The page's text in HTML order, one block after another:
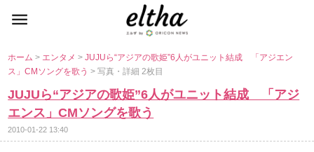
ホーム> エンタメ>JUJUら“アジアの歌姫”6人がユニット結成 「アジエン
ス」CMソングを歌う> 写真・詳細 2枚目
JUJUら“アジアの歌姫”6人がユニット結成 「アジ
エンス」CMソングを歌う
2010-01-22 13:40